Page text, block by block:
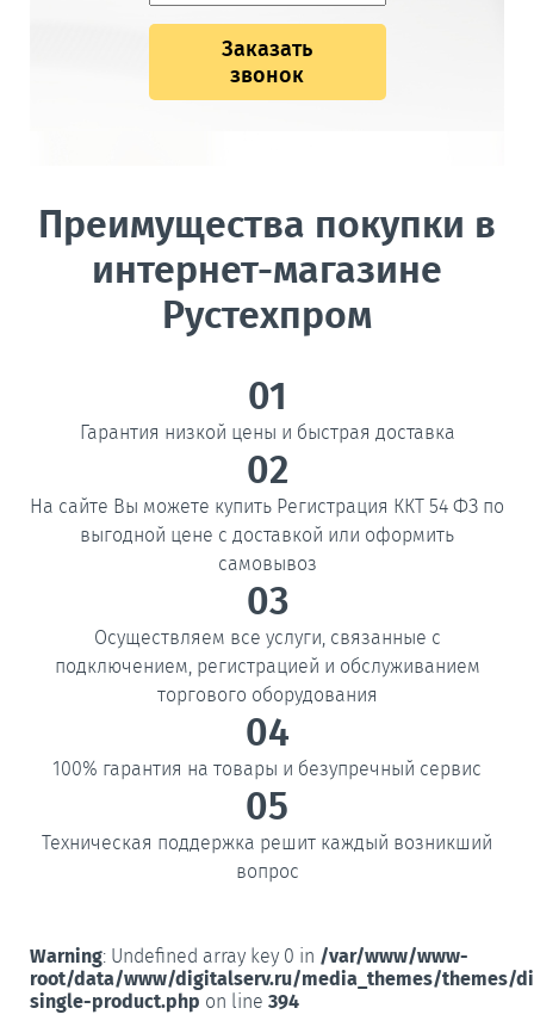
Заказать
звонок
Преимущества покупки в
интернет-магазине
Рустехпром
01
Гарантия низкой цены и быстрая доставка
02
На сайте Вы можете купить Регистрация ККТ 54 ФЗ по
выгодной цене с доставкой или оформить
самовывоз
03
Осуществляем все услуги, связанные с
подключением, регистрацией и обслуживанием
торгового оборудования
04
100% гарантия на товары и безупречный сервис
05
Техническая поддержка решит каждый возникший
вопрос
Warning: Undefined array key 0 in /var/www/www-
root/data/www/digitalserv.ru/media_themes/themes/
single-product.php on line 394